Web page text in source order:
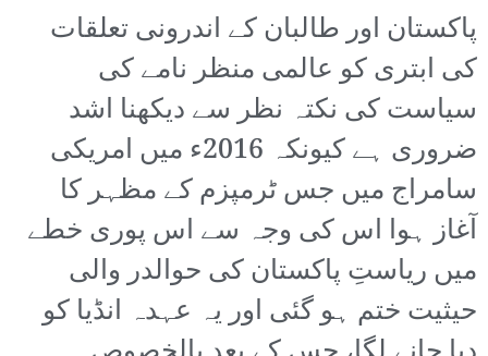
پاکستان اور طالبان کے اندرونی تعلقات
کی ابتری کو عالمی منظر نامے کی
سیاست کی نکتہ نظر سے دیکھنا اشد
ضروری ہے کیونکہ 2016ء میں امریکی
سامراج میں جس ٹرمپزم کے مظہر کا
آغاز ہوا اس کی وجہ سے اس پوری خطے
میں ریاستِ پاکستان کی حوالدر والی
حیثیت ختم ہو گئی اور یہ عہدہ انڈیا کو